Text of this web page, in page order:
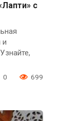
с
и
0 699